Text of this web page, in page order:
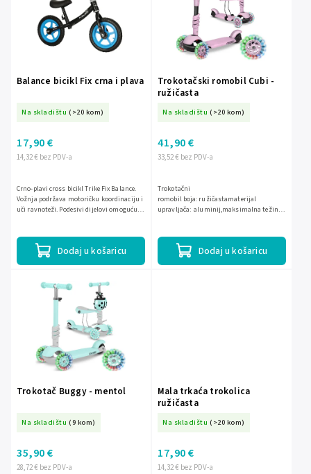
Balance bicikl Fix crna i plava
Na skladištu (>20 kom)
14,32 € bez PDV-a
17,90 €
Dodaj u košaricu
Crno-plavi cross bicikl Trike Fix Balance.
Vožnja podržava motoričku koordinaciju i
uči ravnoteži. Podesivi dijelovi omogućuju
Trokotačski romobil Cubi -
ružičasta
Na skladištu (>20 kom)
33,52 € bez PDV-a
41,90 €
Dodaj u košaricu
Trokotačni
romobil boja: ružičastamaterijal
upravljača: aluminij,maksimalna težina
Trokotač Buggy - mentol
Na skladištu (9 kom)
28,72 € bez PDV-a
35,90 €
Mala trkaća trokolica
ružičasta
Na skladištu (>20 kom)
14,32 € bez PDV-a
17,90 €